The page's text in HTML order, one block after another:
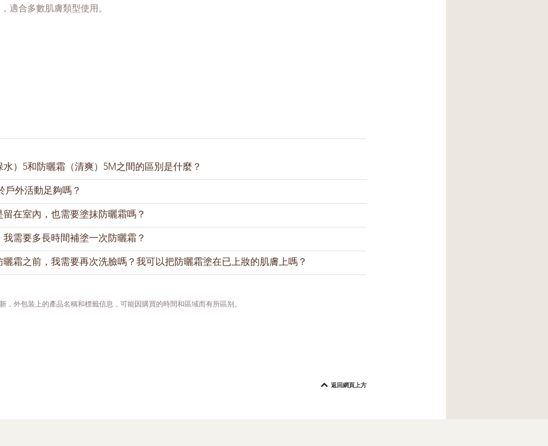
適合多數肌膚類型使用。
水）5和防曬霜（清爽）5M之間的區別是什麼？
）5給予肌膚自然光澤、均勻透亮；
油性肌膚。
）5具有SPF30 PA+++的防曬指數，防晒霜（清爽）5M則爲SPF30 PA++的防曬指數。
戶外活動足夠嗎？
，塗抹足夠的SPF30防曬產品足以為肌膚提供戶外活動所需的紫外線防護。我們建議您在
就塗上防曬產品。如果您需要直接暴晒在陽光下，我們建議您至少每兩小時補塗一次防
和大量出汗後，也應馬上補塗。
留在室內，也需要塗抹防曬霜嗎？
長時間留在室內，我們仍建議您塗上防曬霜，因為UVA是可穿透玻璃，照射入室內的。
我需要多長時間補塗一次防曬霜？
泌汗液和皮脂，我們在一天中也會與人或物品接觸，這會導致防曬保護層不可避免地脫
曬霜之前，我需要再次洗臉嗎？我可以把防曬霜塗在已上妝的肌膚上嗎？
果需要，可使用吸油面紙，再塗上防曬霜。
，外包装上的產品名稱和標籤信息，可能因購買的時間和區域而有所區别。
返回網頁上方